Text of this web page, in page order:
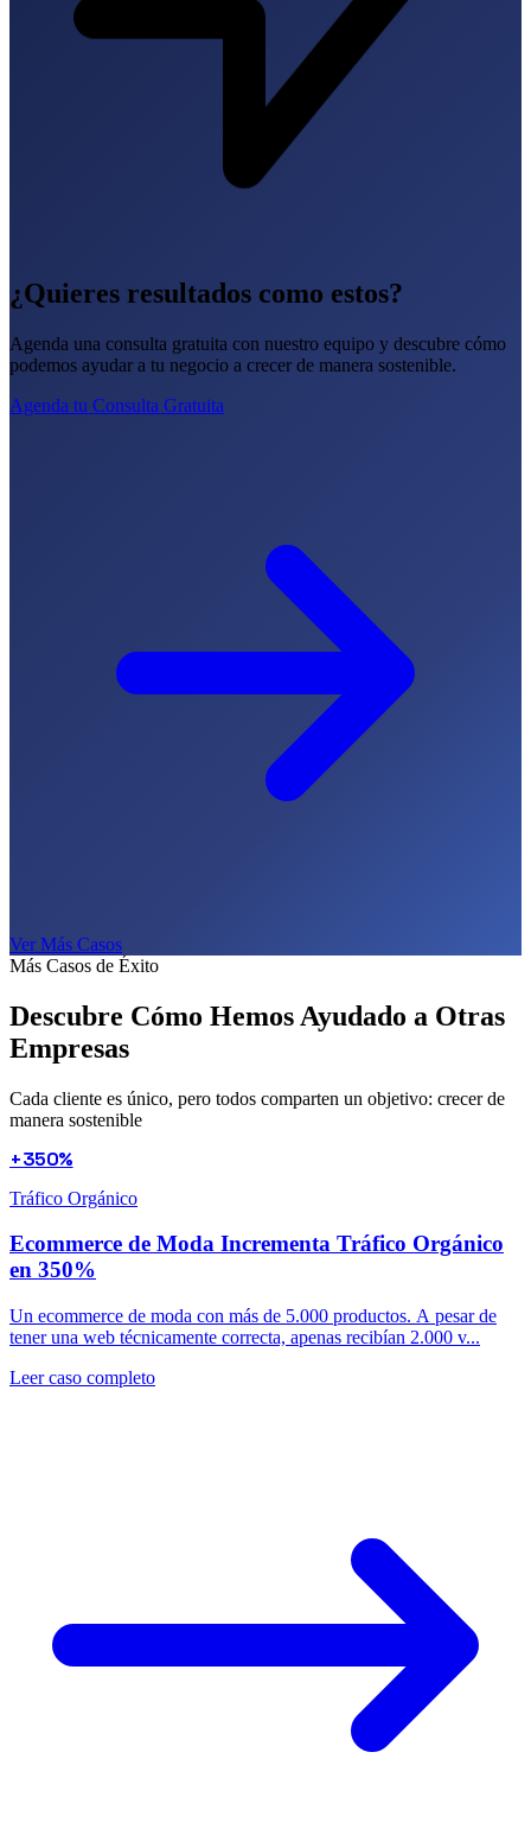
¿Quieres resultados como estos?
Agenda una consulta gratuita con nuestro equipo y descubre cómo
podemos ayudar a tu negocio a crecer de manera sostenible.
Agenda tu Consulta Gratuita
Ver Más Casos
Más Casos de Éxito
Descubre Cómo Hemos Ayudado a Otras
Empresas
Cada cliente es único, pero todos comparten un objetivo: crecer de
manera sostenible
+350%
Tráfico Orgánico
Ecommerce de Moda Incrementa Tráfico Orgánico
en 350%
Un ecommerce de moda con más de 5.000 productos. A pesar de
tener una web técnicamente correcta, apenas recibían 2.000 v...
Leer caso completo